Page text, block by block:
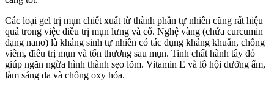
Các loại gel trị mụn chiết xuất từ thành phần tự nhiên cũng rất hiệu
quả trong việc điều trị mụn lưng và cổ. Nghệ vàng (chứa curcumin
dạng nano) là kháng sinh tự nhiên có tác dụng kháng khuẩn, chống
viêm, điều trị mụn và tổn thương sau mụn. Tinh chất hành tây đỏ
giúp ngăn ngừa hình thành sẹo lõm. Vitamin E và lô hội dưỡng ẩm,
làm sáng da và chống oxy hóa.